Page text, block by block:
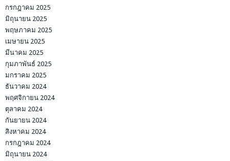
กรกฎาคม 2025
มิถุนายน 2025
พฤษภาคม 2025
เมษายน 2025
มีนาคม 2025
กุมภาพันธ์ 2025
มกราคม 2025
ธันวาคม 2024
พฤศจิกายน 2024
ตุลาคม 2024
กันยายน 2024
สิงหาคม 2024
กรกฎาคม 2024
มิถุนายน 2024